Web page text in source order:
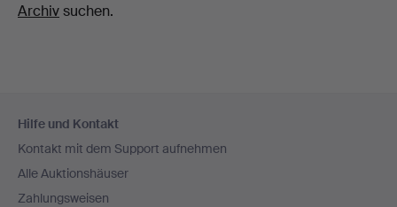
Archivsuchen.
Navigation
Hilfe und Kontakt
Kontakt mit dem Support aufnehmen
Alle Auktionshäuser
Zahlungsweisen